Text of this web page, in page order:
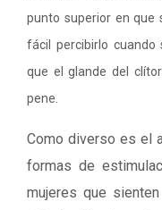
punto superior en que
fácil percibirlo cuando
que el glande del
pene.
Como diverso es el
formas de
mujeres que